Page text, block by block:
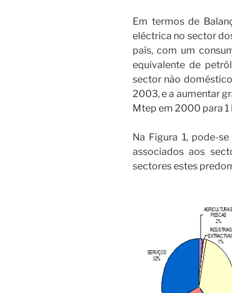
Em termos de
eléctrica no sector
país, com um
equivalente de
sector não
2003, e a aumentar
Mtep em 2000 para
Na Figura 1, pode-
associados aos
sectores estes